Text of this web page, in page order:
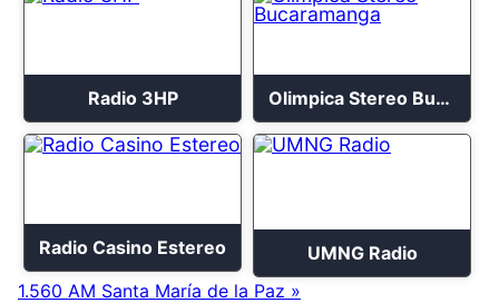
Radio 3HP Olimpica Stereo Bucaramanga
Radio Casino Estereo
UMNG Radio
1.560 AM Santa María de la Paz »